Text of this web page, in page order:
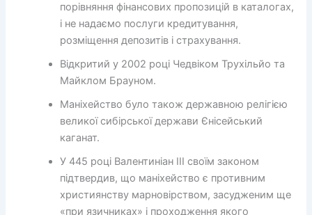
порівняння фінансових пропозицій в каталогах,
і не надаємо послуги кредитування,
розміщення депозитів і страхування.
Відкритий у 2002 році Чедвіком Трухільйо та
Майклом Брауном.
Маніхейство було також державною релігією
великої сибірської держави Єнісейський
каганат.
У 445 році Валентиніан III своїм законом
підтвердив, що маніхейство є противним
християнству марновірством, засудженим ще
«при язичниках» і проходження якого